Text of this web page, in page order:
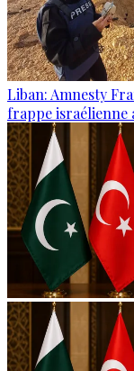
Liban: Amnesty
frappe israélienne